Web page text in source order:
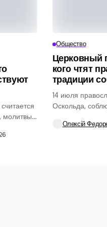
молитвы
Общество
Церковный
кого чтят
традиции
14 июля
Оскольда,
Олексій